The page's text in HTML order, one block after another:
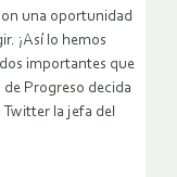
una oportunidad
¡Así lo hemos
importantes que
Progreso decida
la jefa del